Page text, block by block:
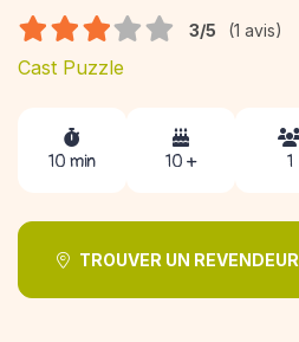
3/5 (1 avis)
Cast Puzzle
10 min 10 + 1
TROUVER UN REVENDEUR